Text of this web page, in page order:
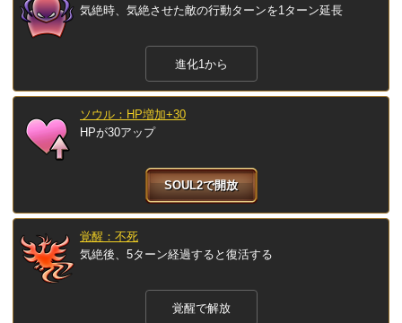
気絶時、気絶させた敵の行動ターンを1ターン延長
進化1から
ソウル：HP増加+30
HPが30アップ
SOUL2で開放
覚醒：不死
気絶後、5ターン経過すると復活する
覚醒で解放